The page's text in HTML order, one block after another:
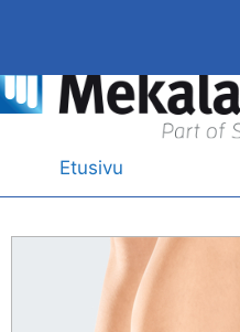
Etusivu